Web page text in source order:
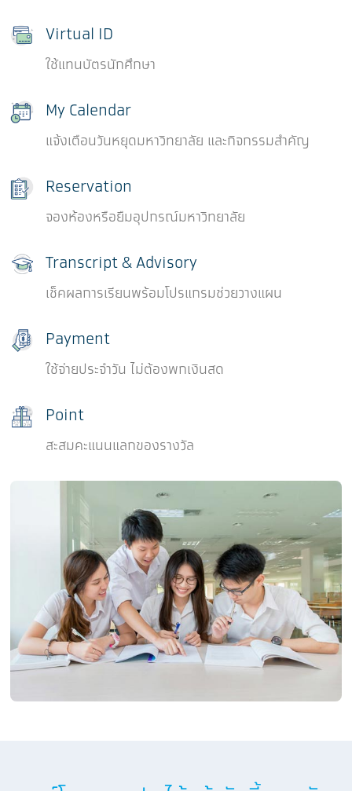
Virtual ID
ใช้แทนบัตรนักศึกษา
My Calendar
แจ้งเตือนวันหยุดมหาวิทยาลัย และกิจกรรมสำคัญ
Reservation
จองห้องหรือยืมอุปกรณ์มหาวิทยาลัย
Transcript & Advisory
เช็คผลการเรียนพร้อมโปรแกรมช่วยวางแผน
Payment
ใช้จ่ายประจำวัน ไม่ต้องพกเงินสด
Point
สะสมคะแนนแลกของรางวัล